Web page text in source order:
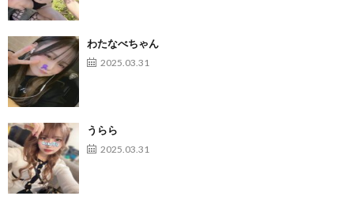
わたなべちゃん
2025.03.31
うらら
2025.03.31